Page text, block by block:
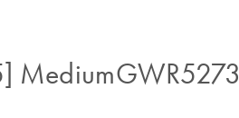
MediumGWR5273